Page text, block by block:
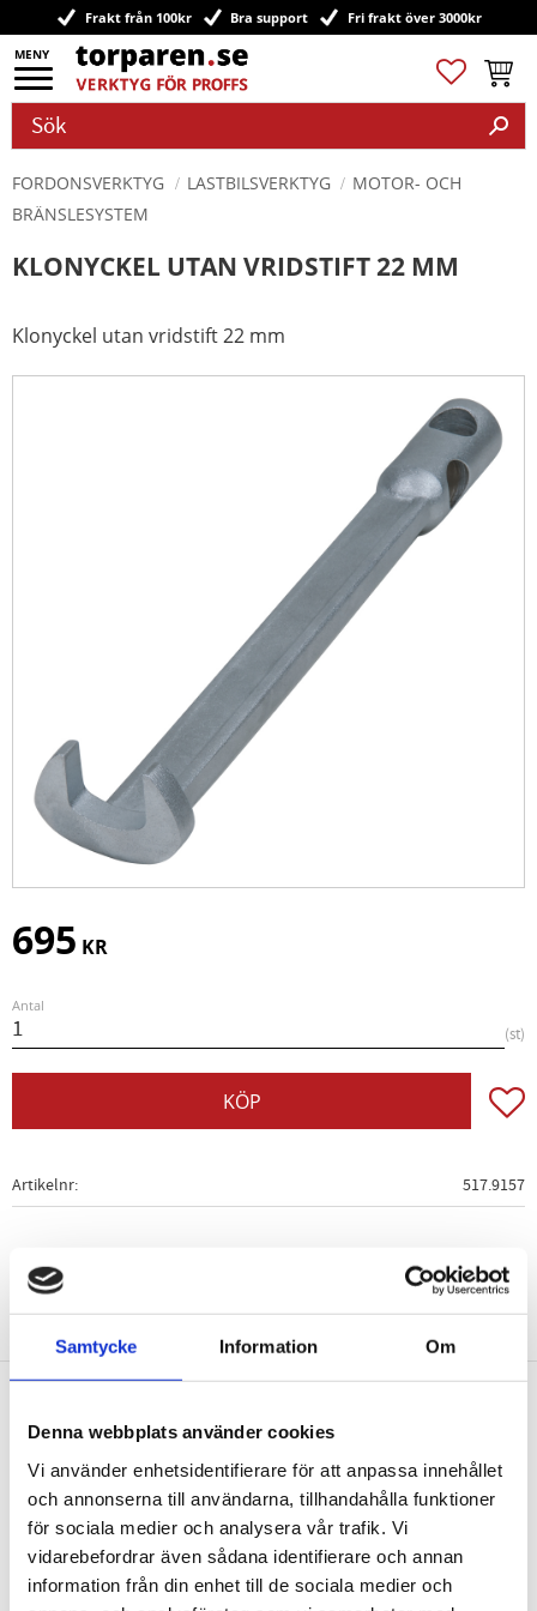
Samtycke Information Om
Denna webbplats använder cookies
Vi använder enhetsidentifierare för att anpassa innehållet
och annonserna till användarna, tillhandahålla funktioner
för sociala medier och analysera vår trafik. Vi
vidarebefordrar även sådana identifierare och annan
information från din enhet till de sociala medier och
Meny
Frakt från 100kr Bra support Fri frakt över 3000kr
Favoriter
FORDONSVERKTYG LASTBILSVERKTYG
MOTOR- OCH
BRÄNSLESYSTEM
KLONYCKEL UTAN VRIDSTIFT 22 MM
Klonyckel utan vridstift 22 mm
695 KR
Antal
st
KÖP
Artikelnr 517.9157
Nyhetsbrev
PRENUMERERA